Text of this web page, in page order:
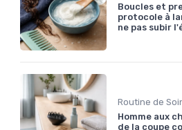
Boucles et
protocole à
ne pas subir
Homme aux
de la coupe